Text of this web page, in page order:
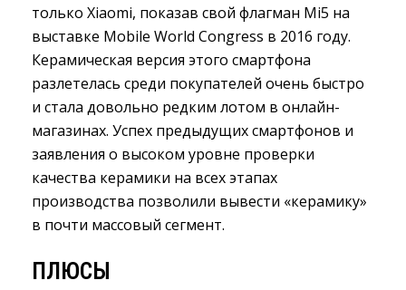
только Xiaomi, показав свой флагман Mi5 на
выставке Mobile World Congress в 2016 году.
Керамическая версия этого смартфона
разлетелась среди покупателей очень быстро
и стала довольно редким лотом в онлайн-
магазинах. Успех предыдущих смартфонов и
заявления о высоком уровне проверки
качества керамики на всех этапах
производства позволили вывести «керамику»
в почти массовый сегмент.
ПЛЮСЫ